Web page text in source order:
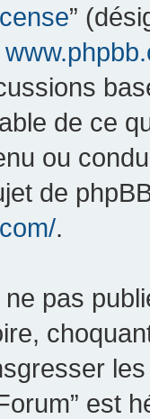
”
de ce
ou
de
.
pas
est